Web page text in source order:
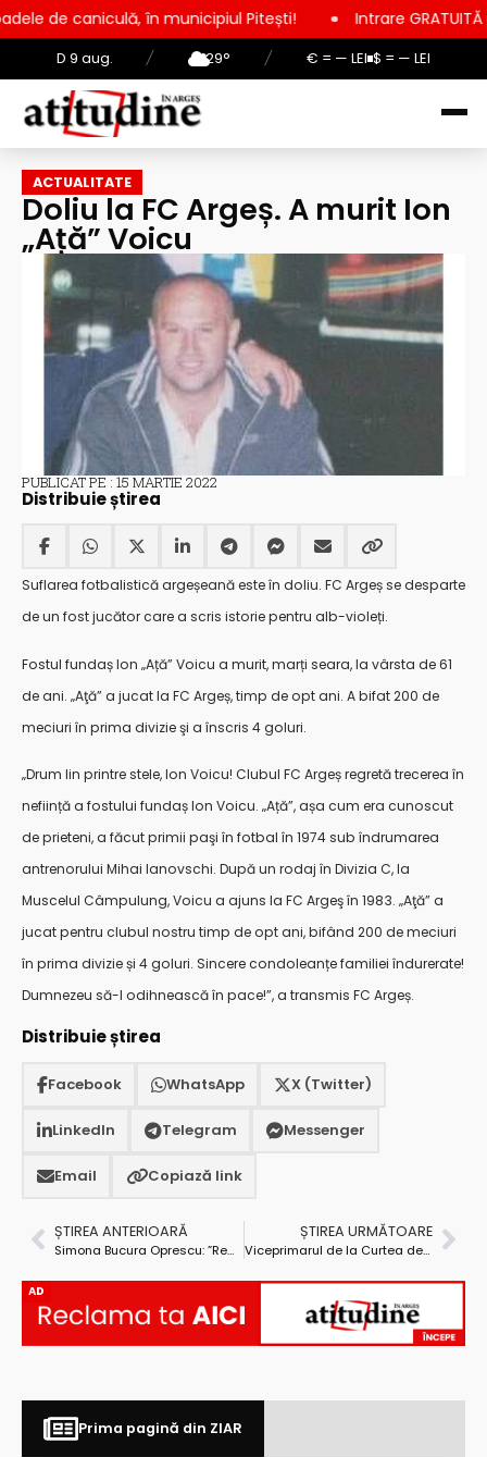
D 9 aug. / 29° / € = — LEI $ = — LEI
în municipiul Pitești! Intrare GRATUITĂ pentru copii,
ACTUALITATE
Doliu la FC Argeș. A murit Ion
„Ață” Voicu
PUBLICAT PE : 15 MARTIE 2022
Distribuie știrea
Suflarea fotbalistică argeșeană este în doliu. FC Argeș se desparte
de un fost jucător care a scris istorie pentru alb-violeți.
Fostul fundaș Ion „Ață” Voicu a murit, marți seara, la vârsta de 61
de ani. „Aţă” a jucat la FC Argeș, timp de opt ani. A bifat 200 de
meciuri în prima divizie şi a înscris 4 goluri.
„Drum lin printre stele, Ion Voicu! Clubul FC Argeș regretă trecerea în
neființă a fostului fundaș Ion Voicu. „Ață”, așa cum era cunoscut
de prieteni, a făcut primii paşi în fotbal în 1974 sub îndrumarea
antrenorului Mihai lanovschi. După un rodaj în Divizia C, la
Muscelul Câmpulung, Voicu a ajuns la FC Argeş în 1983. „Aţă” a
jucat pentru clubul nostru timp de opt ani, bifând 200 de meciuri
în prima divizie și 4 goluri. Sincere condoleanțe familiei îndurerate!
Dumnezeu să-l odihnească în pace!”, a transmis FC Argeș.
Distribuie știrea
Facebook WhatsApp X (Twitter)
LinkedIn Telegram Messenger
Email Copiază link
ȘTIREA ANTERIOARĂ
Simona Bucura Oprescu: ”Realitatea impune renegocierea PNRR!”
ȘTIREA URMĂTOARE
Viceprimarul de la Curtea de Argeș – prelegere despre „Războiul în Europa”
AD
Prima pagină din ZIAR